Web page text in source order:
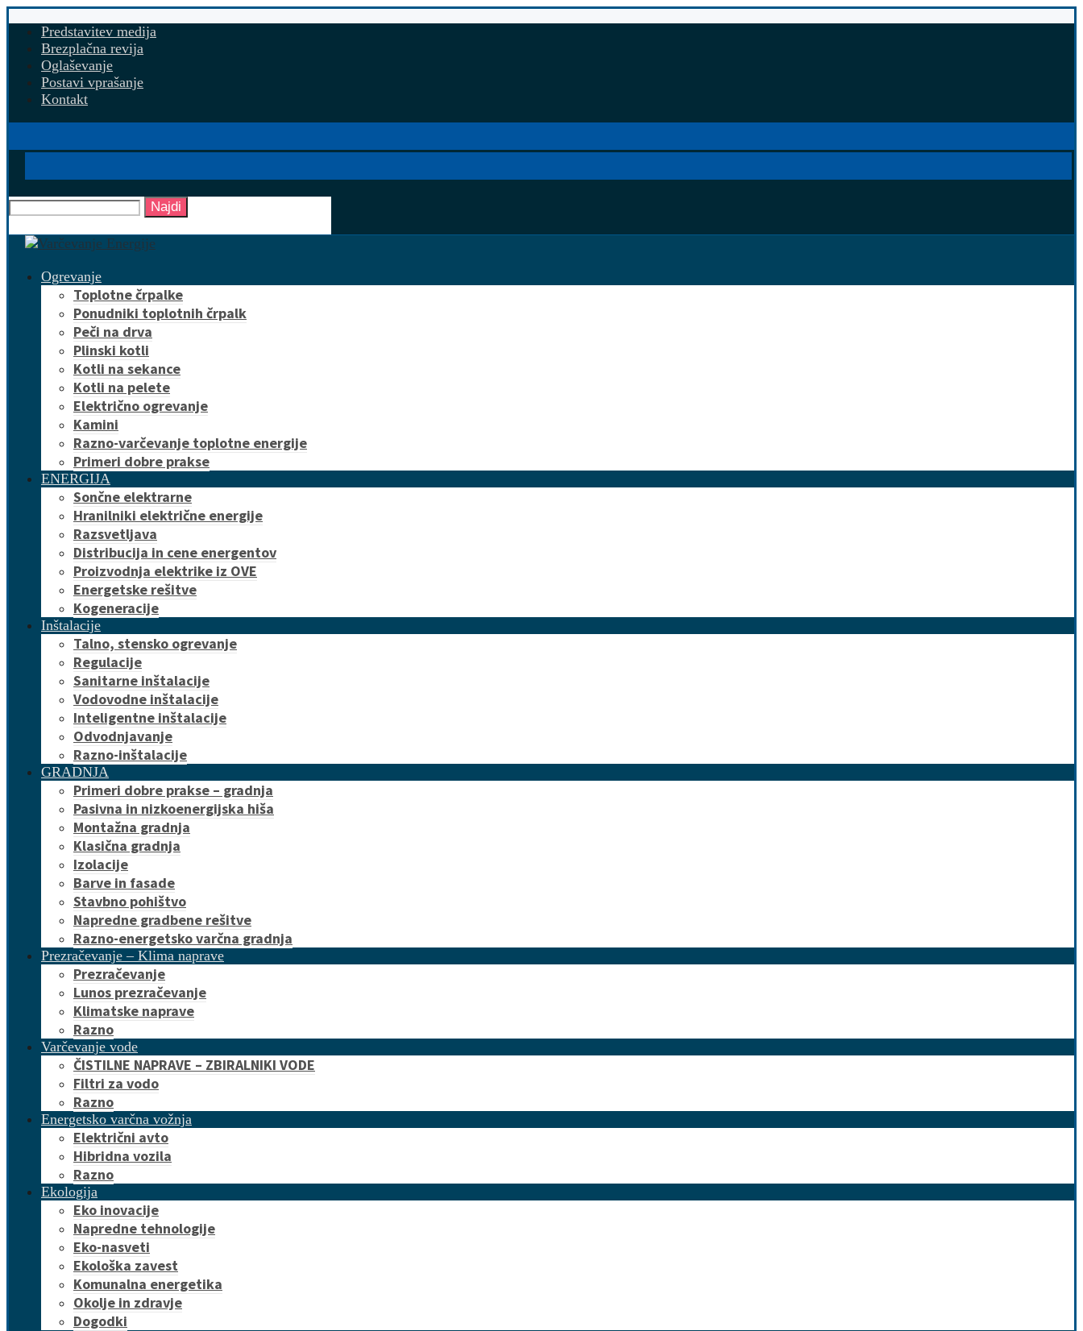
Predstavitev medija
Brezplačna revija
Oglaševanje
Postavi vprašanje
Kontakt
Najdi
Ogrevanje
Toplotne črpalke
Ponudniki toplotnih črpalk
Peči na drva
Plinski kotli
Kotli na sekance
Kotli na pelete
Električno ogrevanje
Kamini
Razno-varčevanje toplotne energije
Primeri dobre prakse
ENERGIJA
Sončne elektrarne
Hranilniki električne energije
Razsvetljava
Distribucija in cene energentov
Proizvodnja elektrike iz OVE
Energetske rešitve
Kogeneracije
Inštalacije
Talno, stensko ogrevanje
Regulacije
Sanitarne inštalacije
Vodovodne inštalacije
Inteligentne inštalacije
Odvodnjavanje
Razno-inštalacije
GRADNJA
Primeri dobre prakse – gradnja
Pasivna in nizkoenergijska hiša
Montažna gradnja
Klasična gradnja
Izolacije
Barve in fasade
Stavbno pohištvo
Napredne gradbene rešitve
Razno-energetsko varčna gradnja
Prezračevanje – Klima naprave
Prezračevanje
Lunos prezračevanje
Klimatske naprave
Razno
Varčevanje vode
ČISTILNE NAPRAVE – ZBIRALNIKI VODE
Filtri za vodo
Razno
Energetsko varčna vožnja
Električni avto
Hibridna vozila
Razno
Ekologija
Eko inovacije
Napredne tehnologije
Eko-nasveti
Ekološka zavest
Komunalna energetika
Okolje in zdravje
Dogodki